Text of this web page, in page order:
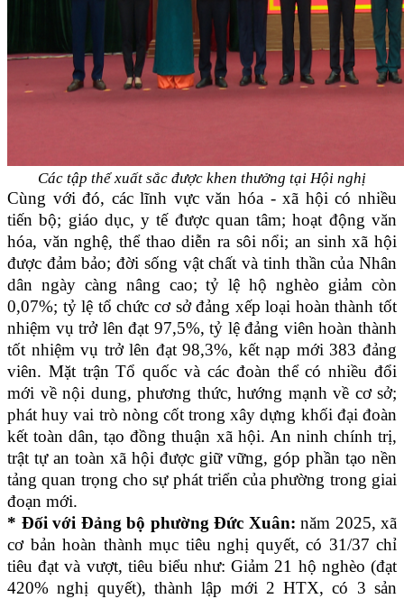
Các tập thể xuất sắc được khen thưởng tại Hội nghị
Cùng với đó, các lĩnh vực văn hóa - xã hội có nhiều
tiến bộ; giáo dục, y tế được quan tâm; hoạt động văn
hóa, văn nghệ, thể thao diễn ra sôi nổi; an sinh xã hội
được đảm bảo; đời sống vật chất và tinh thần của Nhân
dân ngày càng nâng cao; tỷ lệ hộ nghèo giảm còn
0,07%; tỷ lệ tổ chức cơ sở đảng xếp loại hoàn thành tốt
nhiệm vụ trở lên đạt 97,5%, tỷ lệ đảng viên hoàn thành
tốt nhiệm vụ trở lên đạt 98,3%, kết nạp mới 383 đảng
viên. Mặt trận Tổ quốc và các đoàn thể có nhiều đổi
mới về nội dung, phương thức, hướng mạnh về cơ sở;
phát huy vai trò nòng cốt trong xây dựng khối đại đoàn
kết toàn dân, tạo đồng thuận xã hội. An ninh chính trị,
trật tự an toàn xã hội được giữ vững, góp phần tạo nền
tảng quan trọng cho sự phát triển của phường trong giai
đoạn mới.
* Đối với Đảng bộ phường Đức Xuân: năm 2025, xã
cơ bản hoàn thành mục tiêu nghị quyết, có 31/37 chỉ
tiêu đạt và vượt, tiêu biểu như: Giảm 21 hộ nghèo (đạt
420% nghị quyết), thành lập mới 2 HTX, có 3 sản